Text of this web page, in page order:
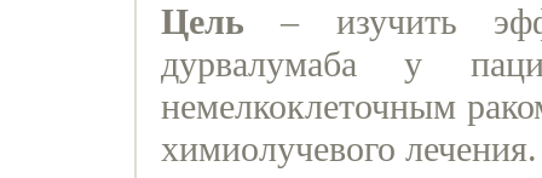
Цель– изучить
дурвалумаба у
немелкоклеточным
химиолучевого